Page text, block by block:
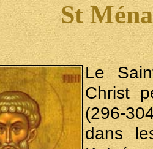
St
Le
Christ
(296-
dans